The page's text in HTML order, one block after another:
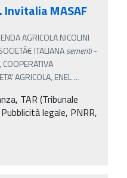
Invitalia MASAF
AGRICOLA NICOLINI
ITALIANAsementi-
COOPERATIVA
AGRICOLA, ENEL…
TAR (Tribunale
legale, PNRR,